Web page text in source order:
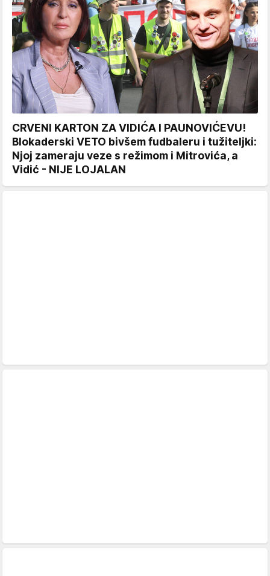
CRVENI KARTON ZA VIDIĆA I PAUNOVIĆEVU!
Blokaderski VETO bivšem fudbaleru i tužiteljki:
Njoj zameraju veze s režimom i Mitrovića, a
Vidić - NIJE LOJALAN